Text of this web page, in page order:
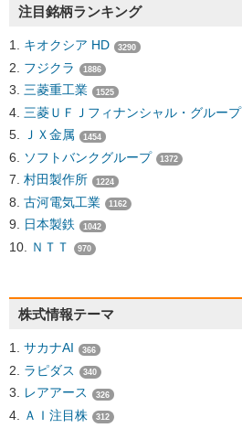
注目銘柄ランキング
キオクシア HD 3290
フジクラ 1886
三菱重工業 1525
三菱ＵＦＪフィナンシャル・グループ
ＪＸ金属 1454
ソフトバンクグループ 1372
村田製作所 1224
古河電気工業 1162
日本製鉄 1042
ＮＴＴ 970
株式情報テーマ
サカナAI 366
ラピダス 340
レアアース 326
ＡＩ注目株 312